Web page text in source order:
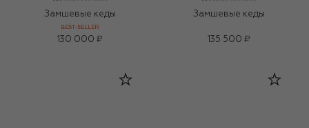
Замшевые кеды
BEST-SELLER
130 000 ₽
Замшевые кеды
135 500 ₽